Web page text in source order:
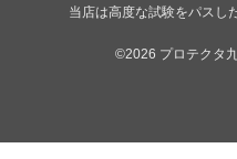
当店は高度な試験をパスし
©2026 プロテクタ